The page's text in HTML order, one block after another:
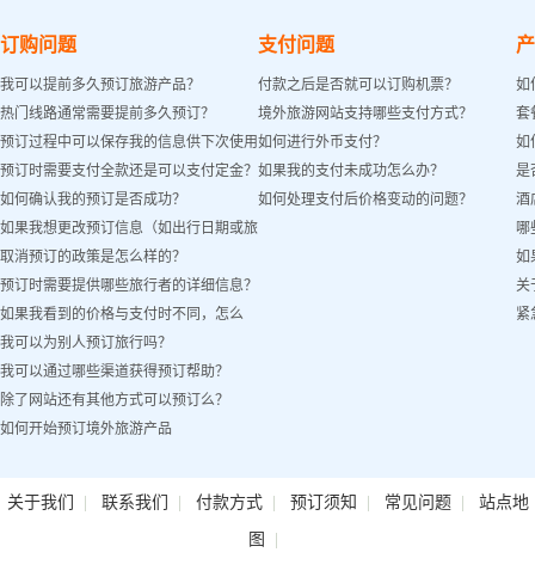
订购问题
我可以提前多久预订旅游产品？
热门线路通常需要提前多久预订？
预订过程中可以保存我的信息供下次使用
吗？
预订时需要支付全款还是可以支付定金？
如何确认我的预订是否成功？
如果我想更改预订信息（如出行日期或旅
客姓名）怎么办？
取消预订的政策是怎么样的？
预订时需要提供哪些旅行者的详细信息？
如果我看到的价格与支付时不同，怎么
办？
我可以为别人预订旅行吗？
我可以通过哪些渠道获得预订帮助？
除了网站还有其他方式可以预订么？
如何开始预订境外旅游产品
支付问题
付款之后是否就可以订购机票？
境外旅游网站支持哪些支付方式？
如何进行外币支付？
如果我的支付未成功怎么办？
如何处理支付后价格变动的问题？
如
套
如
是
酒
哪
如
关
紧
关于我们 | 联系我们 | 付款方式| 预订须知 | 常见问题| 站点地
图 |